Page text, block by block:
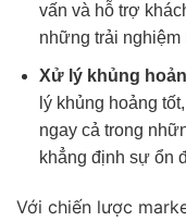
vấn và hỗ trợ
những trải nghiệm
Xử lý khủng
lý khủng hoảng
ngay cả trong
khẳng định sự ổn
Với chiến lược